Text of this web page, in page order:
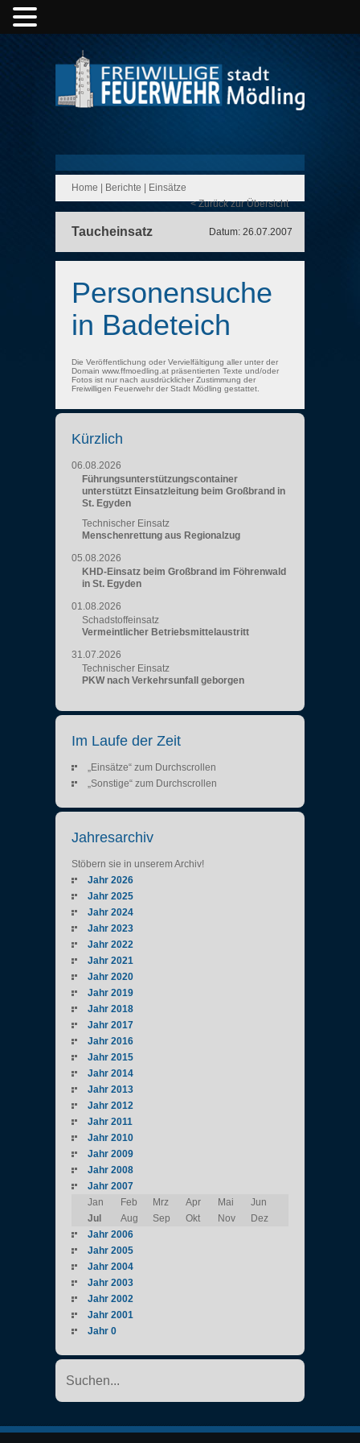
Home Berichte
Einsätze
< Zurück zur Übersicht
Taucheinsatz Datum: 26.07.2007
Personensuche
in Badeteich
Die Veröffentlichung oder Vervielfältigung aller unter der
Domain www.ffmoedling.at präsentierten Texte und/oder
Fotos ist nur nach ausdrücklicher Zustimmung der
Freiwilligen Feuerwehr der Stadt Mödling gestattet.
Kürzlich
06.08.2026
Führungsunterstützungscontainer
unterstützt Einsatzleitung beim Großbrand in
St. Egyden
Technischer Einsatz
Menschenrettung aus Regionalzug
05.08.2026
KHD-Einsatz beim Großbrand im Föhrenwald
in St. Egyden
01.08.2026
Schadstoffeinsatz
Vermeintlicher Betriebsmittelaustritt
31.07.2026
Technischer Einsatz
PKW nach Verkehrsunfall geborgen
Im Laufe der Zeit
„Einsätze“ zum Durchscrollen
„Sonstige“ zum Durchscrollen
Jahresarchiv
Stöbern sie in unserem Archiv!
Jahr 2026
Jahr 2025
Jahr 2024
Jahr 2023
Jahr 2022
Jahr 2021
Jahr 2020
Jahr 2019
Jahr 2018
Jahr 2017
Jahr 2016
Jahr 2015
Jahr 2014
Jahr 2013
Jahr 2012
Jahr 2011
Jahr 2010
Jahr 2009
Jahr 2008
Jahr 2007
Jan
Feb Mrz Apr Mai
Jun
Jul
Aug Sep Okt Nov
Dez
Jahr 2006
Jahr 2005
Jahr 2004
Jahr 2003
Jahr 2002
Jahr 2001
Jahr 0